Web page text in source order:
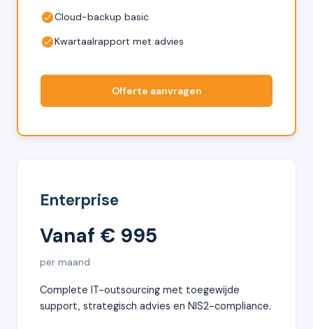
Cloud-backup basic
Kwartaalrapport met advies
Offerte aanvragen
Enterprise
Vanaf € 995
per maand
Complete IT-outsourcing met toegewijde
support, strategisch advies en NIS2-compliance.